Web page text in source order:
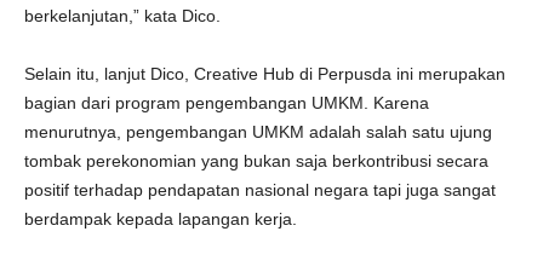
berkelanjutan,” kata Dico.
Selain itu, lanjut Dico, Creative Hub di Perpusda ini merupakan
bagian dari program pengembangan UMKM. Karena
menurutnya, pengembangan UMKM adalah salah satu ujung
tombak perekonomian yang bukan saja berkontribusi secara
positif terhadap pendapatan nasional negara tapi juga sangat
berdampak kepada lapangan kerja.